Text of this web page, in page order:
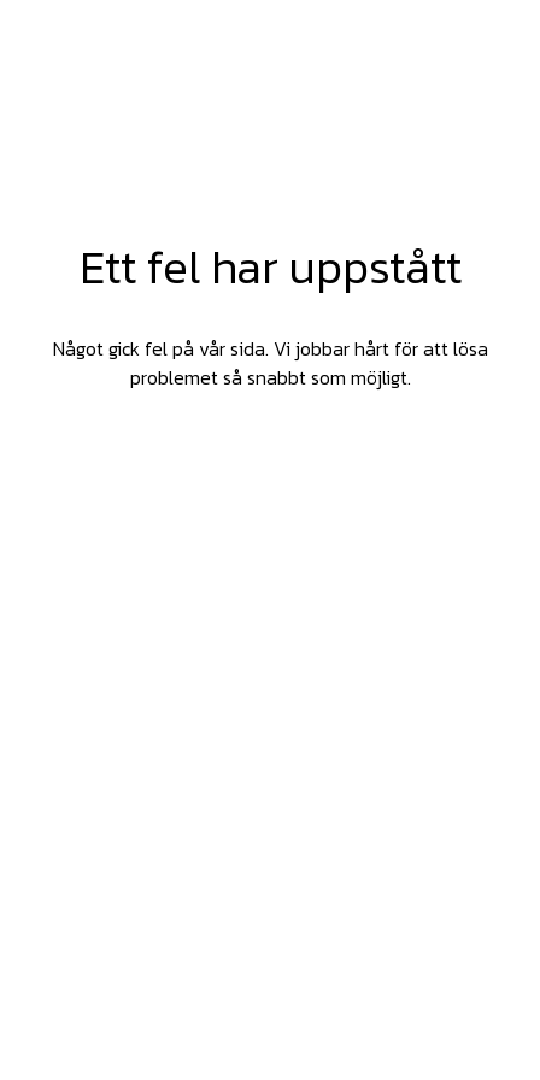
Ett fel har uppstått
Något gick fel på vår sida. Vi jobbar hårt för att lösa
problemet så snabbt som möjligt.